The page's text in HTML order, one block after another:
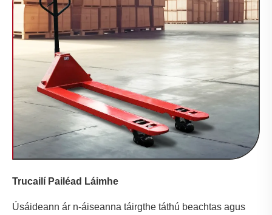
Trucailí Pailéad Láimhe
Úsáideann ár n-áiseanna táirgthe táthú beachtas agus